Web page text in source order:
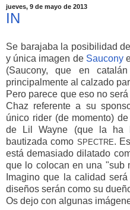
jueves, 9 de mayo de 2013
IN
Se barajaba la posibilidad
y única imagen de Saucony
(Saucony, que en
principalmente al calzado
Pero parece que eso no
Chaz referente a su
único rider (de momento)
de Lil Wayne (que la ha
bautizada como SPECTRE.
está demasiado dilatado
que lo colocan en una "sub
Imagino que la calidad
diseños serán como su
Os dejo con algunas